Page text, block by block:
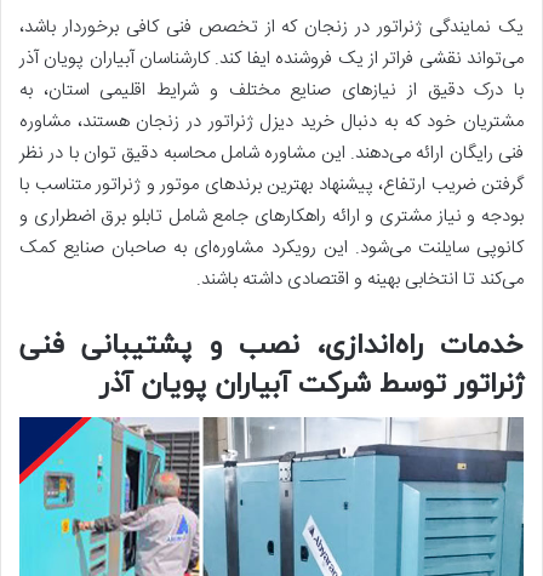
یک نمایندگی ژنراتور در زنجان که از تخصص فنی کافی برخوردار باشد،
می‌تواند نقشی فراتر از یک فروشنده ایفا کند. کارشناسان آبیاران پویان آذر
با درک دقیق از نیازهای صنایع مختلف و شرایط اقلیمی استان، به
مشتریان خود که به دنبال خرید دیزل ژنراتور در زنجان هستند، مشاوره
فنی رایگان ارائه می‌دهند. این مشاوره شامل محاسبه دقیق توان با در نظر
گرفتن ضریب ارتفاع، پیشنهاد بهترین برندهای موتور و ژنراتور متناسب با
بودجه و نیاز مشتری و ارائه راهکارهای جامع شامل تابلو برق اضطراری و
کانوپی سایلنت می‌شود. این رویکرد مشاوره‌ای به صاحبان صنایع کمک
می‌کند تا انتخابی بهینه و اقتصادی داشته باشند.
خدمات راه‌اندازی، نصب و پشتیبانی فنی
ژنراتور توسط شرکت آبیاران پویان آذر